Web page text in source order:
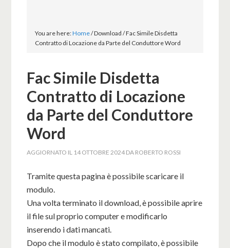
You are here:Home/Download/Fac Simile Disdetta
Contratto di Locazione da Parte del Conduttore Word
Fac Simile Disdetta
Contratto di Locazione
da Parte del Conduttore
Word
AGGIORNATO IL 14 OTTOBRE 2024 DA ROBERTO ROSSI
Tramite questa pagina è possibile scaricare il
modulo.
Una volta terminato il download, è possibile aprire
il file sul proprio computer e modificarlo
inserendo i dati mancati.
Dopo che il modulo è stato compilato, è possibile